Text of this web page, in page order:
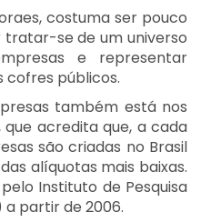
costuma ser pouco
tratar-se de um universo
e representar
cofres públicos.
também está nos
acredita que, a cada
são criadas no Brasil
alíquotas mais baixas.
Instituto de Pesquisa
partir de 2006.